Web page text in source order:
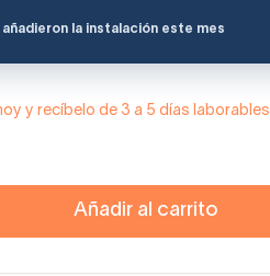
la instalación este mes
y recíbelo de 3 a 5 días laborables
Añadir al carrito